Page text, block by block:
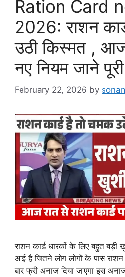
Ration Card
2026: राशन
उठी किस्मत ,
नए नियम जाने
February 22, 2026 by
राशन कार्ड धारकों के लिए बहुत
आई है जितने लोग लोगों के पास राशन
बार फ्री अनाज दिया जाएगा इस